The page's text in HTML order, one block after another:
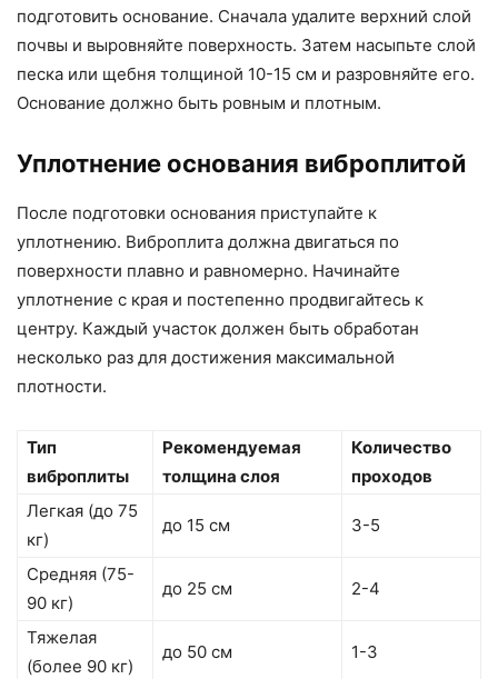
подготовить основание. Сначала удалите верхний слой
почвы и выровняйте поверхность. Затем насыпьте слой
песка или щебня толщиной 10-15 см и разровняйте его.
Основание должно быть ровным и плотным.
Уплотнение основания виброплитой
После подготовки основания приступайте к
уплотнению. Виброплита должна двигаться по
поверхности плавно и равномерно. Начинайте
уплотнение с края и постепенно продвигайтесь к
центру. Каждый участок должен быть обработан
несколько раз для достижения максимальной
плотности.
Тип
виброплиты
Рекомендуемая
толщина слоя
Количество
проходов
Легкая (до 75
кг)
до 15 см 3-5
Средняя (75-
90 кг)
до 25 см 2-4
Тяжелая
(более 90 кг)
до 50 см 1-3